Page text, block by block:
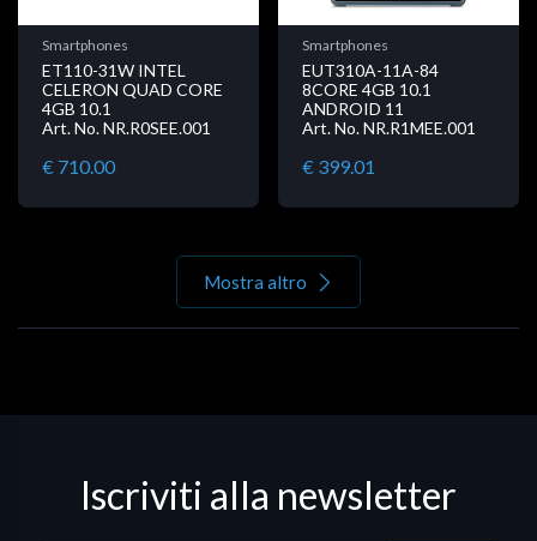
Smartphones
ET110-31W INTEL
CELERON QUAD CORE
4GB 10.1
Art. No. NR.R0SEE.001
€ 710.00
Smartphones
EUT310A-11A-84
8CORE 4GB 10.1
ANDROID 11
Art. No. NR.R1MEE.001
€ 399.01
Mostra altro
Iscriviti alla newsletter